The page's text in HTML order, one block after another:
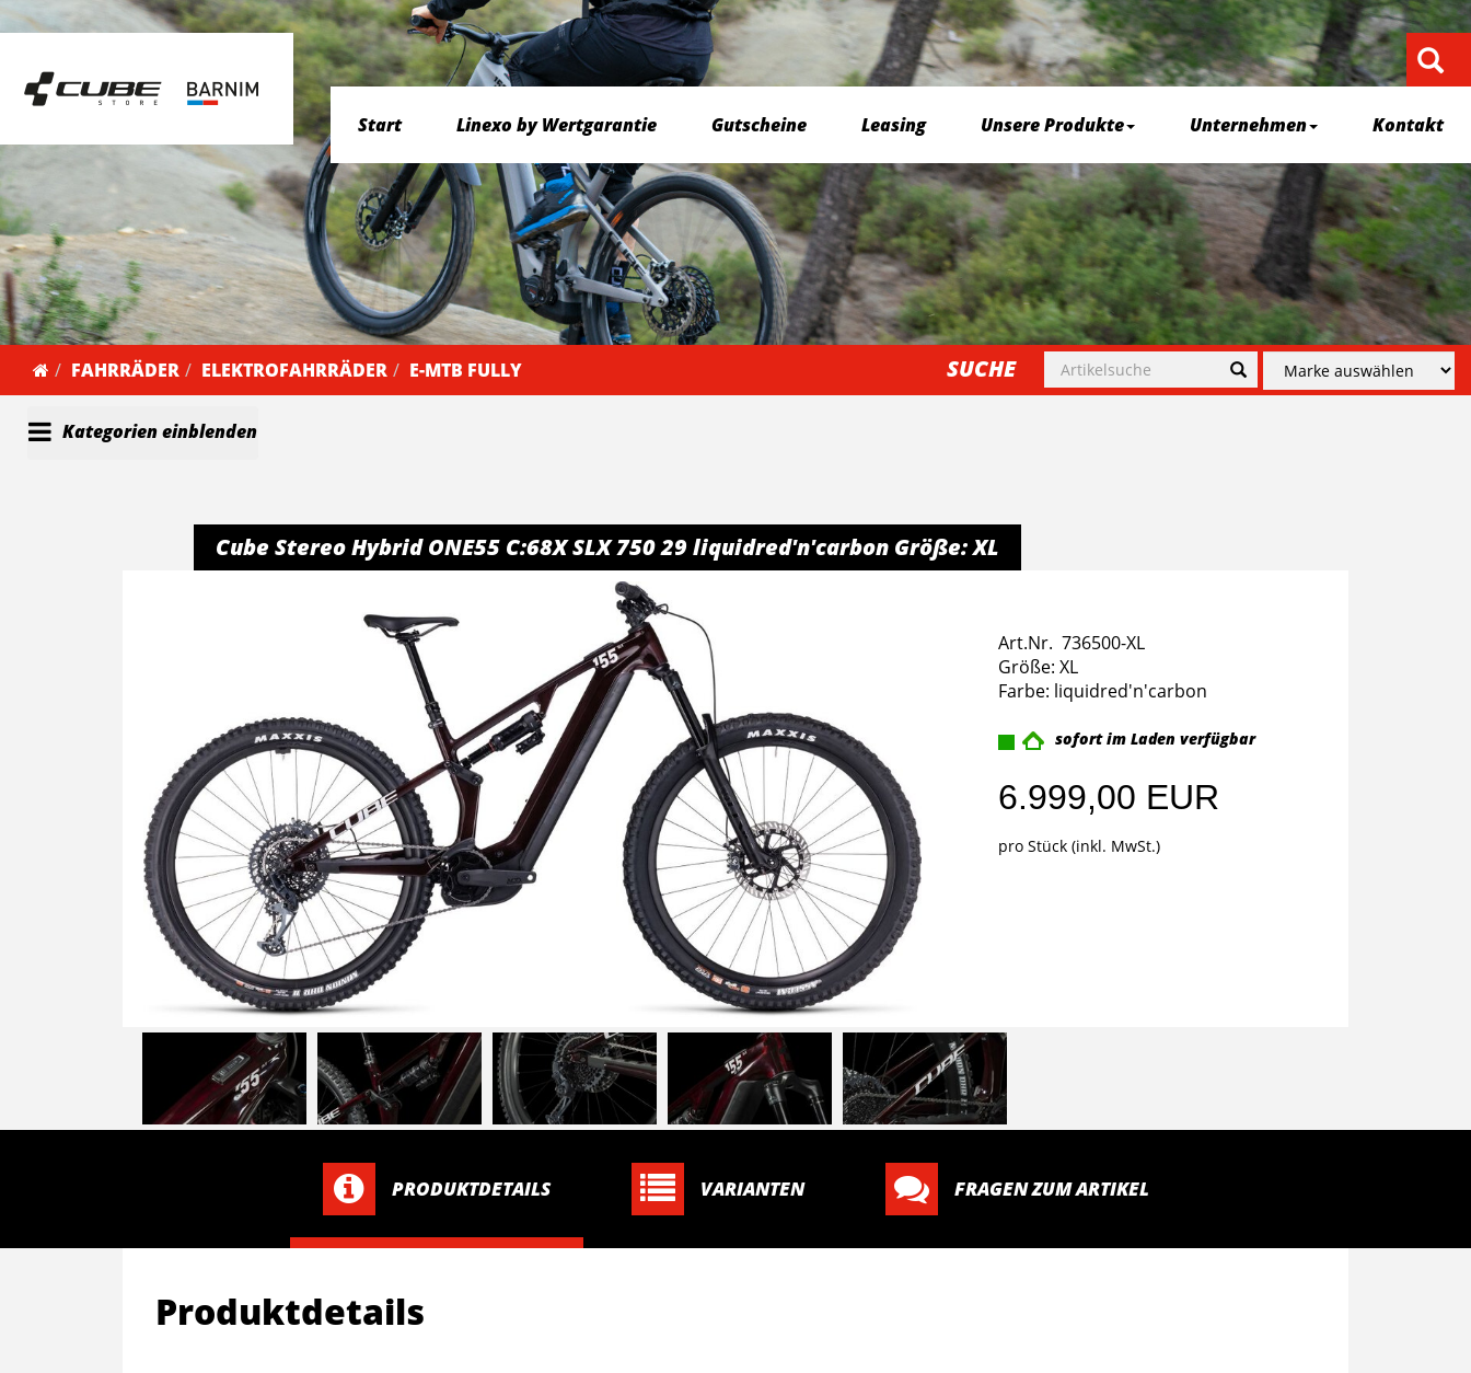
Start Linexo by Wertgarantie Gutscheine Leasing Unsere Produkte Unternehmen Kontakt
FAHRRÄDER ELEKTROFAHRRÄDER E-MTB FULLY SUCHE
Kategorien einblenden
Cube Stereo Hybrid ONE55 C:68X SLX 750 29 liquidred'n'carbon Größe: XL
Art.Nr. 736500-XL
Größe: XL
Farbe: liquidred'n'carbon
sofort im Laden verfügbar
6.999,00 EUR
pro Stück (inkl. MwSt.)
PRODUKTDETAILS VARIANTEN FRAGEN ZUM ARTIKEL
Produktdetails